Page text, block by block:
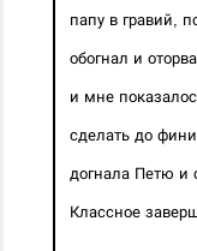
папу в гравий,
обогнал и
и мне
сделать до
догнала Петю и
Классное